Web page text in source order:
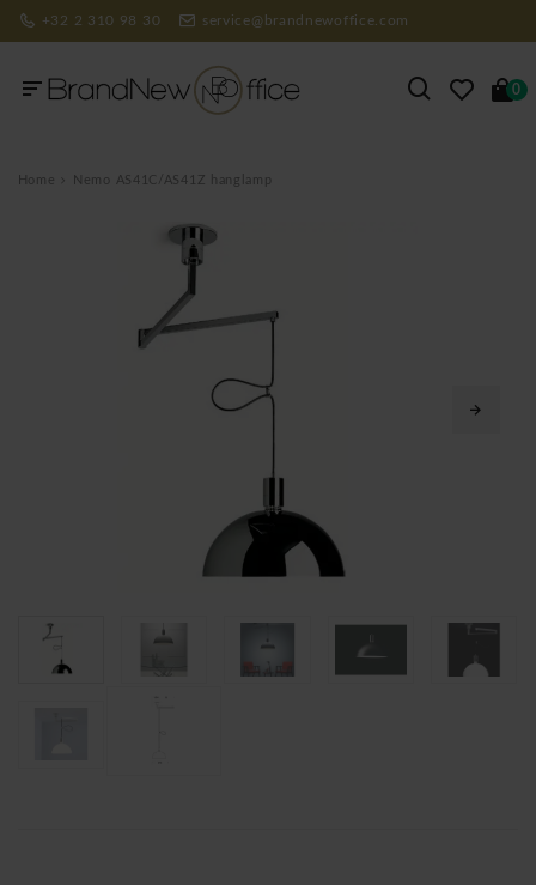
+32 2 310 98 30 service@brandnewoffice.com
0
Home Nemo AS41C/AS41Z hanglamp